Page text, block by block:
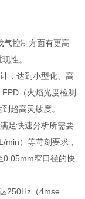
气控制方面有更高
性。
，达到小型化、高
（火焰光度检测
超高灵敏度。
足快速分析所需要
min）等苛刻要求，
0.05mm窄口径的快
250Hz（4mse